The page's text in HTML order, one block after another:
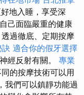
地入睡，享受深
己面臨嚴重的健康
透過徹底、定期按摩
訣 適合你的假牙選擇
經反射有關。 專業
的按摩技術可以用
我們可以鎮靜功能過